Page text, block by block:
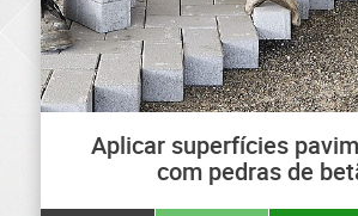
Aplicar superfícies
com pedras de